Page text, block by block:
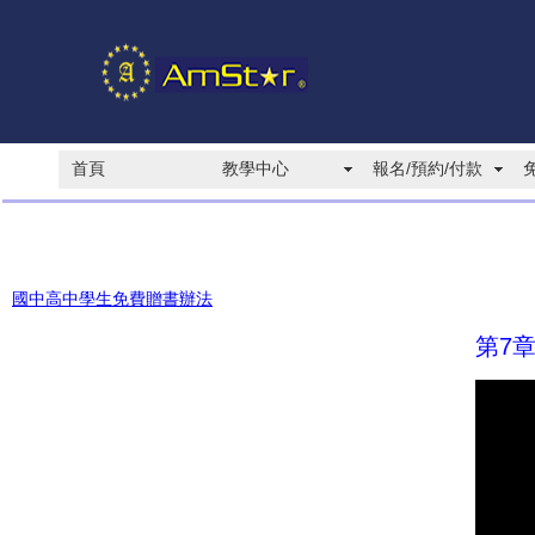
首頁 教學中心 報名/預約/付款
國中高中學生免費贈書辦法
第7